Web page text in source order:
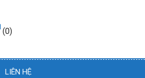
(0)
LIÊN HỆ